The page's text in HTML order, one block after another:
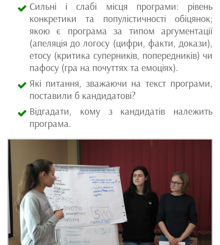
Сильні і слабі місця програми: рівень
конкретики та популістичності обіцянок;
якою є програма за типом аргументації
(апеляція до логосу (цифри, факти, докази),
етосу (критика суперників, попередників) чи
пафосу (гра на почуттях та емоціях).
Які питання, зважаючи на текст програми,
поставили б кандидатові?
Відгадати, кому з кандидатів належить
програма.